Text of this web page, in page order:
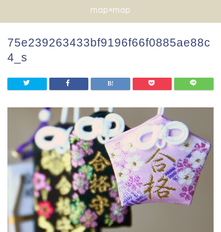
map×map
75e239263433bf9196f66f0885ae88c
4_s